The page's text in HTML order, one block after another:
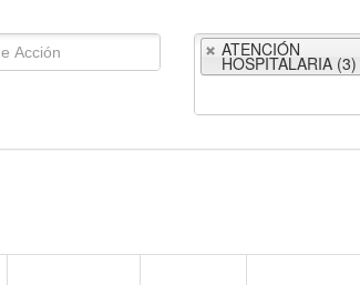
ATENCIÓN
HOSPITALARIA (3)